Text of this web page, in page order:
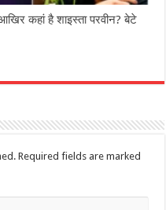
कहां है शाइस्‍ता परवीन? बेटे
Required fields are marked